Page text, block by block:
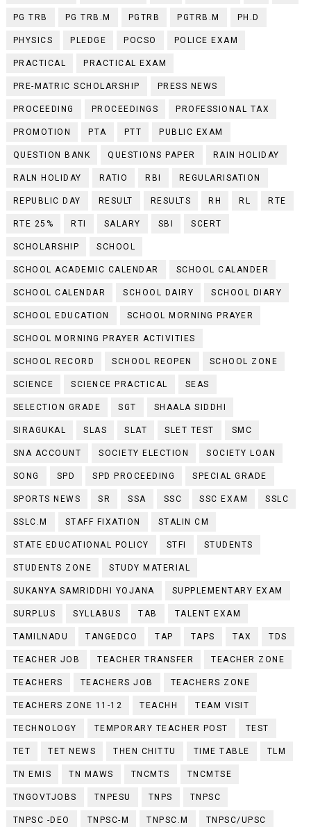
PG TRB PG TRB.M PGTRB PGTRB.M PH.D
PHYSICS PLEDGE POCSO POLICE EXAM
PRACTICAL PRACTICAL EXAM
PRE-MATRIC SCHOLARSHIP PRESS NEWS
PROCEEDING PROCEEDINGS PROFESSIONAL TAX
PROMOTION PTA PTT PUBLIC EXAM
QUESTION BANK QUESTIONS PAPER RAIN HOLIDAY
RALN HOLIDAY RATIO RBI REGULARISATION
REPUBLIC DAY RESULT RESULTS RH RL RTE
RTE 25% RTI SALARY SBI SCERT
SCHOLARSHIP SCHOOL
SCHOOL ACADEMIC CALENDAR SCHOOL CALANDER
SCHOOL CALENDAR SCHOOL DAIRY SCHOOL DIARY
SCHOOL EDUCATION SCHOOL MORNING PRAYER
SCHOOL MORNING PRAYER ACTIVITIES
SCHOOL RECORD SCHOOL REOPEN SCHOOL ZONE
SCIENCE SCIENCE PRACTICAL SEAS
SELECTION GRADE SGT SHAALA SIDDHI
SIRAGUKAL SLAS SLAT SLET TEST SMC
SNA ACCOUNT SOCIETY ELECTION SOCIETY LOAN
SONG SPD SPD PROCEEDING SPECIAL GRADE
SPORTS NEWS SR SSA SSC SSC EXAM SSLC
SSLC.M STAFF FIXATION STALIN CM
STATE EDUCATIONAL POLICY STFI STUDENTS
STUDENTS ZONE STUDY MATERIAL
SUKANYA SAMRIDDHI YOJANA SUPPLEMENTARY EXAM
SURPLUS SYLLABUS TAB TALENT EXAM
TAMILNADU TANGEDCO TAP TAPS TAX TDS
TEACHER JOB TEACHER TRANSFER TEACHER ZONE
TEACHERS TEACHERS JOB TEACHERS ZONE
TEACHERS ZONE 11-12 TEACHH TEAM VISIT
TECHNOLOGY TEMPORARY TEACHER POST TEST
TET TET NEWS THEN CHITTU TIME TABLE TLM
TN EMIS TN MAWS TNCMTS TNCMTSE
TNGOVTJOBS TNPESU TNPS TNPSC
TNPSC -DEO TNPSC-M TNPSC.M TNPSC/UPSC